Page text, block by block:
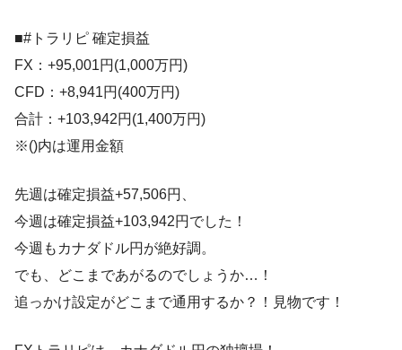
■#トラリピ 確定損益
FX：+95,001円(1,000万円)
CFD：+8,941円(400万円)
合計：+103,942円(1,400万円)
※()内は運用金額
先週は確定損益+57,506円、
今週は確定損益+103,942円でした！
今週もカナダドル円が絶好調。
でも、どこまであがるのでしょうか…！
追っかけ設定がどこまで通用するか？！見物です！